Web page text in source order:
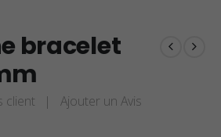
bracelet
client | Ajouter un Avis